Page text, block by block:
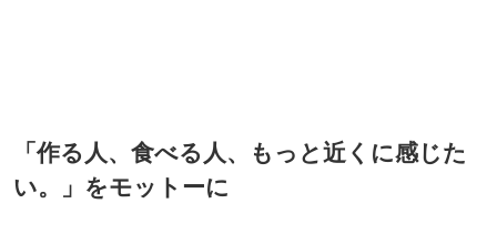
「作る人、食べる人、もっと近くに感じた
い。」をモットーに